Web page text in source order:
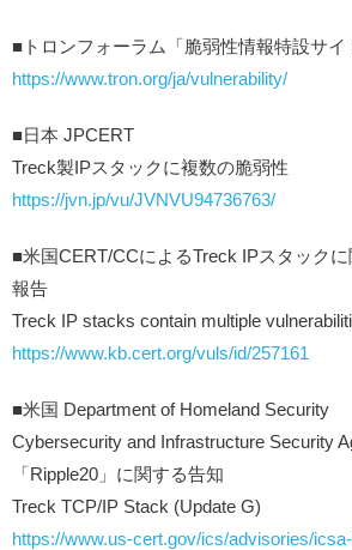
■トロンフォーラム「脆弱性情報特設サイ
https://www.tron.org/ja/vulnerability/
■日本 JPCERT
Treck製IPスタックに複数の脆弱性
https://jvn.jp/vu/JVNVU94736763/
■米国CERT/CCによるTreck IPスタック
報告
Treck IP stacks contain multiple
https://www.kb.cert.org/vuls/id/257161
■米国 Department of Homeland Security
Cybersecurity and Infrastructure Security
「Ripple20」に関する告知
Treck TCP/IP Stack (Update G)
https://www.us-cert.gov/ics/advisories/